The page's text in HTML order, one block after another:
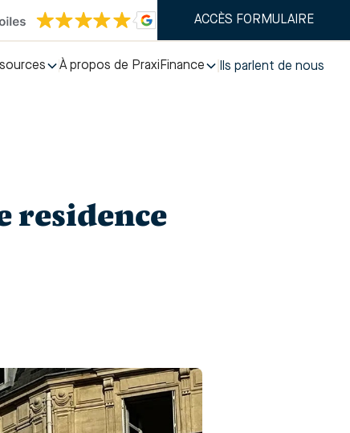
ACCÈS FORMULAIRE
À propos de PraxiFinance Ils parlent de nous